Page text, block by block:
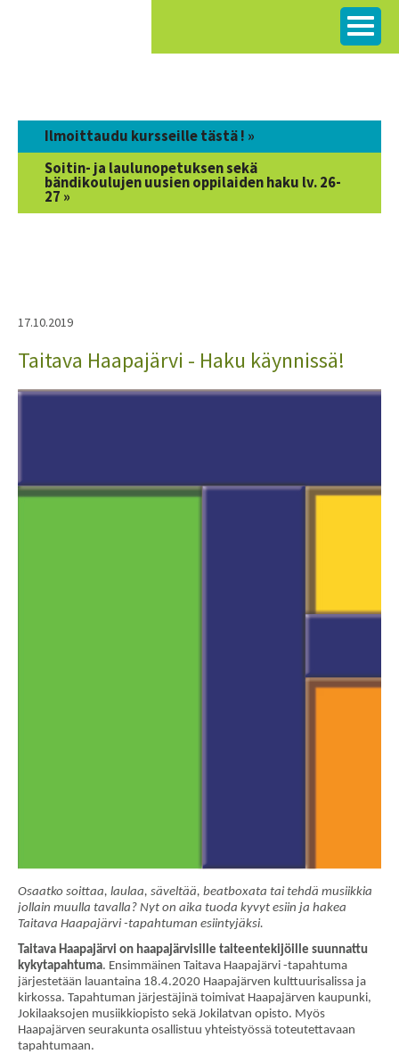
Ilmoittaudu kursseille tästä ! »
Soitin- ja laulunopetuksen sekä
bändikoulujen uusien oppilaiden haku lv. 26-
27 »
17.10.2019
Taitava Haapajärvi - Haku käynnissä!
Osaatko soittaa, laulaa, säveltää, beatboxata tai tehdä musiikkia
jollain muulla tavalla? Nyt on aika tuoda kyvyt esiin ja hakea
Taitava Haapajärvi -tapahtuman esiintyjäksi.
Taitava Haapajärvi on haapajärvisille taiteentekijöille suunnattu
kykytapahtuma. Ensimmäinen Taitava Haapajärvi -tapahtuma
järjestetään lauantaina 18.4.2020 Haapajärven kulttuurisalissa ja
kirkossa. Tapahtuman järjestäjinä toimivat Haapajärven kaupunki,
Jokilaaksojen musiikkiopisto sekä Jokilatvan opisto. Myös
Haapajärven seurakunta osallistuu yhteistyössä toteutettavaan
tapahtumaan.